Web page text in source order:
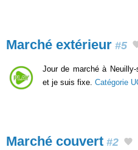
Marché extérieur #5
Jour de marché à
et je suis fixe. Catégorie
Marché couvert #2